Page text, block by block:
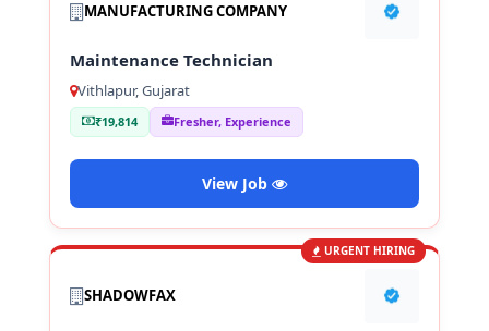
MANUFACTURING COMPANY
Maintenance Technician
Vithlapur, Gujarat
₹19,814 Fresher, Experience
View Job
URGENT HIRING
SHADOWFAX